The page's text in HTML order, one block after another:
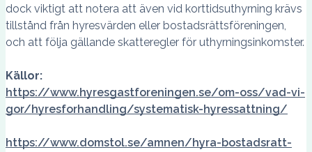
dock viktigt att notera att även vid korttidsuthyrning krävs
tillstånd från hyresvärden eller bostadsrättsföreningen,
och att följa gällande skatteregler för uthyrningsinkomster.
Källor:
https://www.hyresgastforeningen.se/om-oss/vad-vi-
gor/hyresforhandling/systematisk-hyressattning/
https://www.domstol.se/amnen/hyra-bostadsratt-